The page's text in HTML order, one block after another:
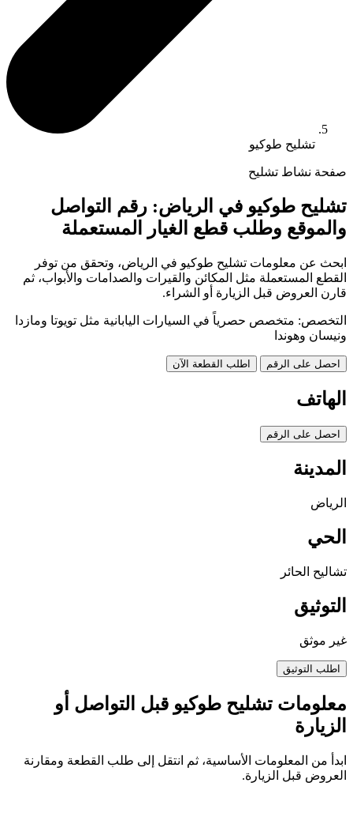
تشليح طوكيو
صفحة نشاط تشليح
تشليح طوكيو في الرياض: رقم التواصل
والموقع وطلب قطع الغيار المستعملة
ابحث عن معلومات تشليح طوكيو في الرياض، وتحقق من توفر
القطع المستعملة مثل المكائن والقيرات والصدامات والأبواب، ثم
قارن العروض قبل الزيارة أو الشراء.
التخصص: متخصص حصرياً في السيارات اليابانية مثل تويوتا ومازدا
ونيسان وهوندا
احصل على الرقم اطلب القطعة الآن
الهاتف
احصل على الرقم
المدينة
الرياض
الحي
تشاليح الحائر
التوثيق
غير موثق
اطلب التوثيق
معلومات تشليح طوكيو قبل التواصل أو
الزيارة
ابدأ من المعلومات الأساسية، ثم انتقل إلى طلب القطعة ومقارنة
العروض قبل الزيارة.